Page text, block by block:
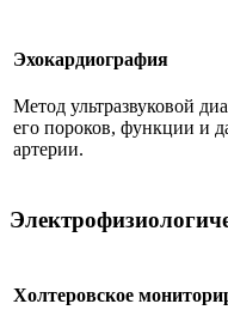
Эхокардиография
Метод ультразвуковой
его пороков, функции и
артерии.
Холтеровское